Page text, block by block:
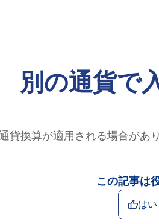
別の通貨で
貨換算が適用される場合があり
この記事は
はい